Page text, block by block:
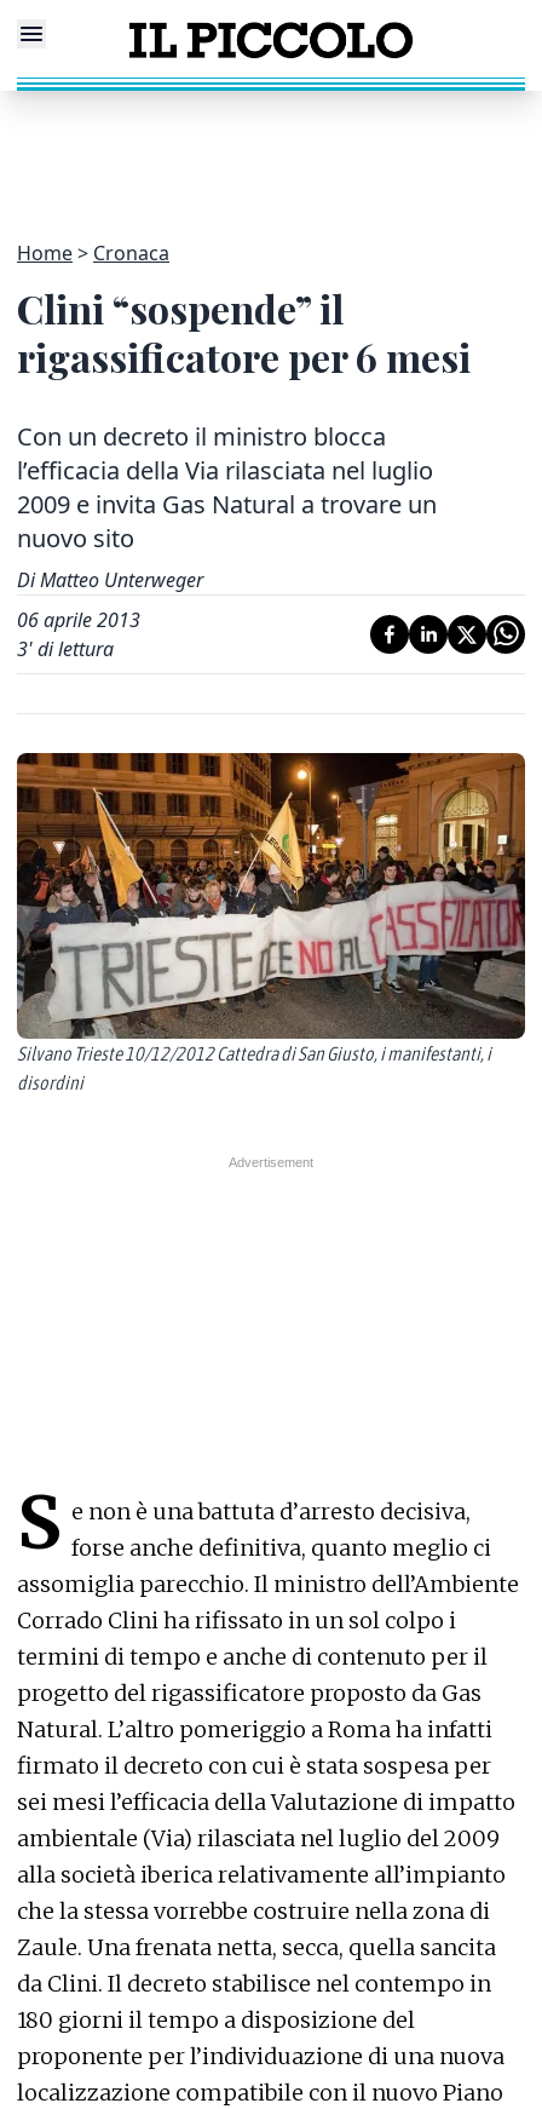
Home Cronaca
Clini “sospende” il
rigassificatore per 6 mesi
Con un decreto il ministro blocca
l’efficacia della Via rilasciata nel luglio
2009 e invita Gas Natural a trovare un
nuovo sito
Di Matteo Unterweger
06 aprile 2013
3' di lettura
Silvano Trieste 10/12/2012 Cattedra di San Giusto, i manifestanti, i
disordini
S e non è una battuta d’arresto decisiva,
forse anche definitiva, quanto meglio ci
assomiglia parecchio. Il ministro dell’Ambiente
Corrado Clini ha rifissato in un sol colpo i
termini di tempo e anche di contenuto per il
progetto del rigassificatore proposto da Gas
Natural. L’altro pomeriggio a Roma ha infatti
firmato il decreto con cui è stata sospesa per
sei mesi l’efficacia della Valutazione di impatto
ambientale (Via) rilasciata nel luglio del 2009
alla società iberica relativamente all’impianto
che la stessa vorrebbe costruire nella zona di
Zaule. Una frenata netta, secca, quella sancita
da Clini. Il decreto stabilisce nel contempo in
180 giorni il tempo a disposizione del
proponente per l’individuazione di una nuova
localizzazione compatibile con il nuovo Piano